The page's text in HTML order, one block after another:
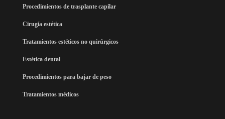
Procedimientos de trasplante capilar
Cirugía estética
Tratamientos estéticos no quirúrgicos
Estética dental
Procedimientos para bajar de peso
Tratamientos médicos